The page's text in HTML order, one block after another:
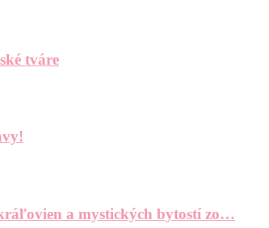
tváre
a mystických bytostí zo…